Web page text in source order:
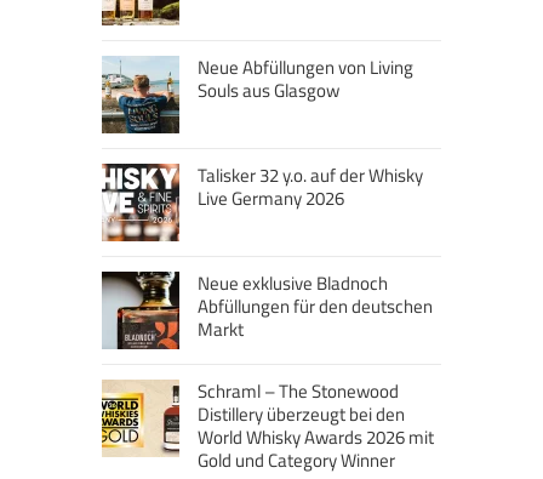
Neue Abfüllungen von Living
Souls aus Glasgow
Talisker 32 y.o. auf der Whisky
Live Germany 2026
Neue exklusive Bladnoch
Abfüllungen für den deutschen
Markt
Schraml – The Stonewood
Distillery überzeugt bei den
World Whisky Awards 2026 mit
Gold und Category Winner